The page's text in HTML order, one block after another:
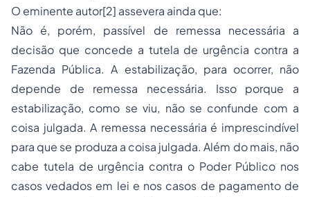
O eminente autor[2] assevera ainda que:
Não é, porém, passível de remessa necessária a
decisão que concede a tutela de urgência contra a
Fazenda Pública. A estabilização, para ocorrer, não
depende de remessa necessária. Isso porque a
estabilização, como se viu, não se confunde com a
coisa julgada. A remessa necessária é imprescindível
para que se produza a coisa julgada. Além do mais, não
cabe tutela de urgência contra o Poder Público nos
casos vedados em lei e nos casos de pagamento de